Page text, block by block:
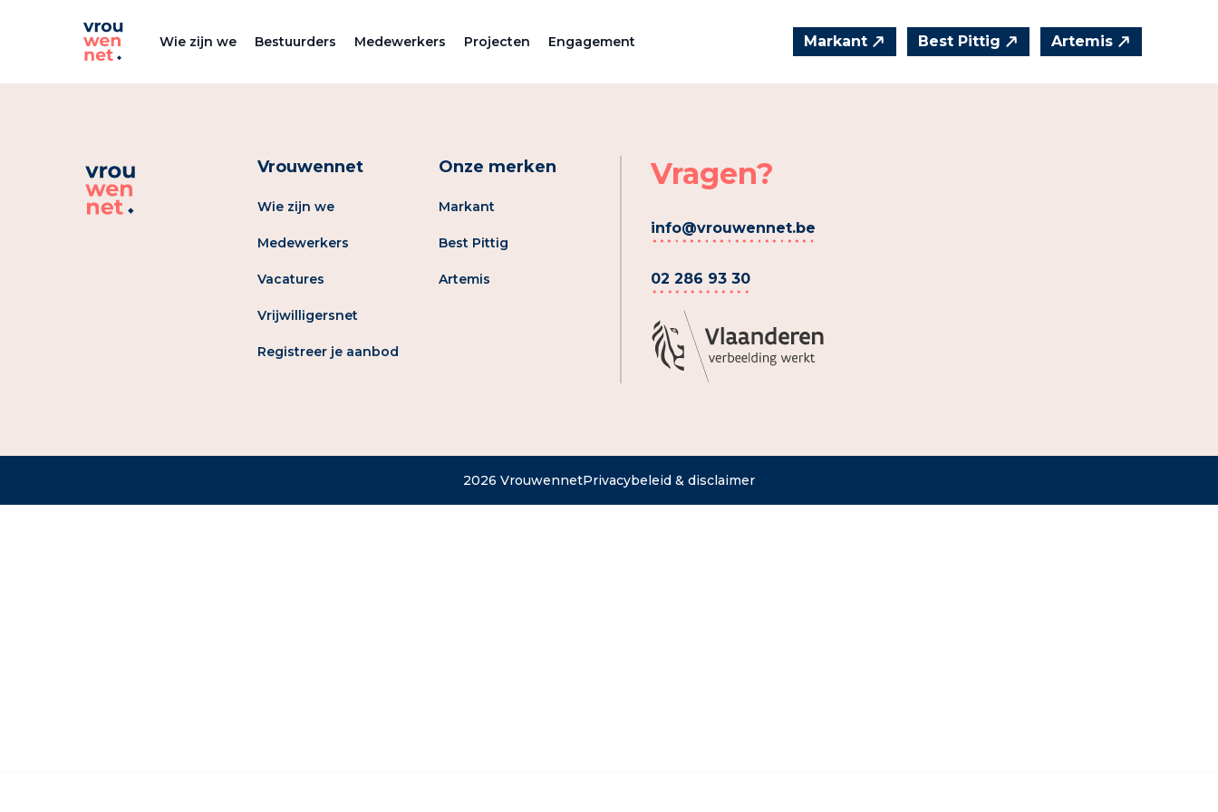
Wie zijn we Bestuurders Medewerkers Projecten Engagement Markant Best Pittig Artemis
Vrouwennet
Wie zijn we
Medewerkers
Vacatures
Vrijwilligersnet
Registreer je aanbod
Onze merken
Markant
Best Pittig
Artemis
Vragen?
info@vrouwennet.be
02 286 93 30
2026 VrouwennetPrivacybeleid & disclaimer